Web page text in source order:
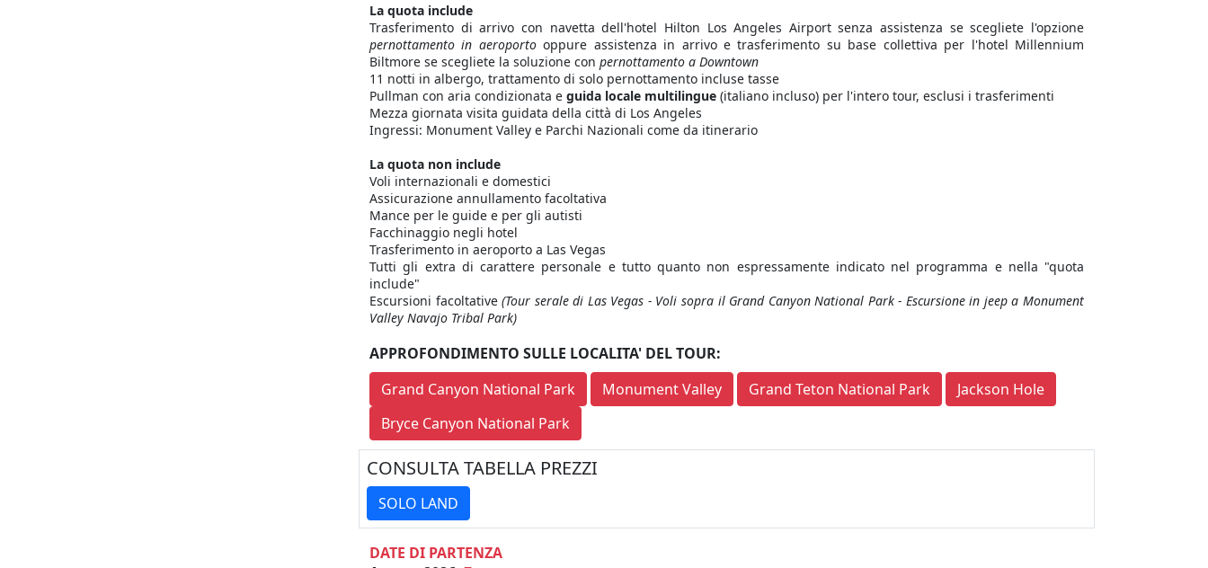
La quota include
Trasferimento di arrivo con navetta dell'hotel Hilton Los Angeles Airport senza assistenza se scegliete l'opzione
pernottamento in aeroportooppure assistenza in arrivo e trasferimento su base collettiva per l'hotel Millennium
Biltmore se scegliete la soluzione con pernottamento a Downtown
11 notti in albergo, trattamento di solo pernottamento incluse tasse
Pullman con aria condizionata e guida locale multilingue (italiano incluso) per l'intero tour, esclusi i trasferimenti
Mezza giornata visita guidata della città di Los Angeles
Ingressi: Monument Valley e Parchi Nazionali come da itinerario
La quota non include
Voli internazionali e domestici
Assicurazione annullamento facoltativa
Mance per le guide e per gli autisti
Facchinaggio negli hotel
Trasferimento in aeroporto a Las Vegas
Tutti gli extra di carattere personale e tutto quanto non espressamente indicato nel programma e nella "quota
include"
Escursioni facoltative(Tour serale di Las Vegas - Voli sopra il Grand Canyon National Park - Escursione in jeep a Monument
Valley Navajo Tribal Park)
APPROFONDIMENTO SULLE LOCALITA' DEL TOUR:
Grand Canyon National Park
Monument Valley Grand Teton National Park
Jackson Hole
Bryce Canyon National Park
CONSULTA TABELLA PREZZI
SOLO LAND
DATE DI PARTENZA